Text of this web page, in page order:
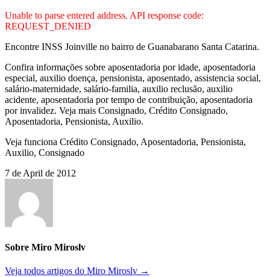
Unable to parse entered address. API response code:
REQUEST_DENIED
Encontre INSS Joinville no bairro de Guanabarano Santa Catarina.
Confira informações sobre aposentadoria por idade, aposentadoria
especial, auxilio doença, pensionista, aposentado, assistencia social,
salário-maternidade, salário-familia, auxilio reclusão, auxilio
acidente, aposentadoria por tempo de contribuição, aposentadoria
por invalidez. Veja mais Consignado, Crédito Consignado,
Aposentadoria, Pensionista, Auxilio.
Veja funciona Crédito Consignado, Aposentadoria, Pensionista,
Auxilio, Consignado
7 de April de 2012
Sobre Miro Miroslv
Veja todos artigos do Miro Miroslv →